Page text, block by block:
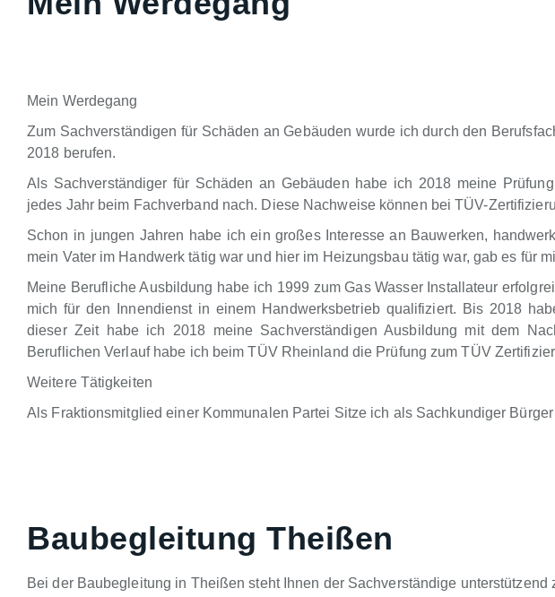
Mein Werdegang
Zum Sachverständigen für Schäden an Gebäuden wurde ich durch den
2018 berufen.
Als Sachverständiger für Schäden an Gebäuden habe ich 2018 meine
jedes Jahr beim Fachverband nach. Diese Nachweise können bei TÜV-
Schon in jungen Jahren habe ich ein großes Interesse an Bauwerken,
mein Vater im Handwerk tätig war und hier im Heizungsbau tätig war, gab es für
Meine Berufliche Ausbildung habe ich 1999 zum Gas Wasser Installateur
mich für den Innendienst in einem Handwerksbetrieb qualifiziert. Bis 2018
dieser Zeit habe ich 2018 meine Sachverständigen Ausbildung mit dem
Beruflichen Verlauf habe ich beim TÜV Rheinland die Prüfung zum TÜV
Weitere Tätigkeiten
Als Fraktionsmitglied einer Kommunalen Partei Sitze ich als Sachkundiger
Baubegleitung Theißen
Bei der Baubegleitung in Theißen steht Ihnen der Sachverständige